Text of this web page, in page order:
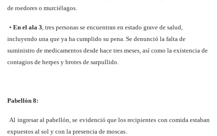
de roedores o murciélagos.
• En el ala 3, tres personas se encuentran en estado grave de salud,
incluyendo una que ya ha cumplido su pena. Se denunció la falta de
suministro de medicamentos desde hace tres meses, así como la existencia de
contagios de herpes y brotes de sarpullido.
Pabellón 8:
Al ingresar al pabellón, se evidenció que los recipientes con comida estaban
expuestos al sol y con la presencia de moscas.